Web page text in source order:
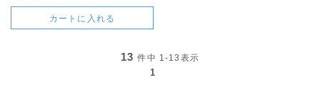
カートに入れる
13 件中 1-13 表示
1